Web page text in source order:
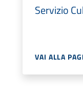
Servizio
VAI ALLA